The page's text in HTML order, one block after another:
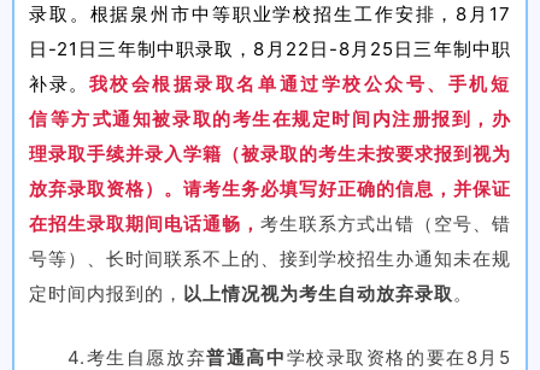
录取。根据泉州市中等职业学校招生工作安排， 8月17
日-21日三年制中职录取，8月22日-8月25日三年制中职
补录。 我校会根据录取名单通过学校公众号、手机短
信等方式通知被录取的考生在规定时间内注册报到，办
理录取手续并录入学籍（被录取的考生未按要求报到视为
放弃录取资格）。请考生务必填写好正确的信息，并保证
在招生录取期间电话通畅， 考生联系方式出错（空号、错
号等）、长时间联系不上的、接到学校招生办通知未在规
定时间内报到的， 以上情况视为考生自动放弃录取 。
4.考生自愿放弃普通高中学校录取资格的要在8月5